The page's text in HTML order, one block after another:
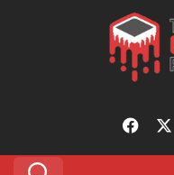
radeon